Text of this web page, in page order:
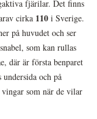
fjärilar. Det finns
cirka 110 i Sverige.
på huvudet och ser
som kan rullas
där är första benparet
och på
som när de vilar